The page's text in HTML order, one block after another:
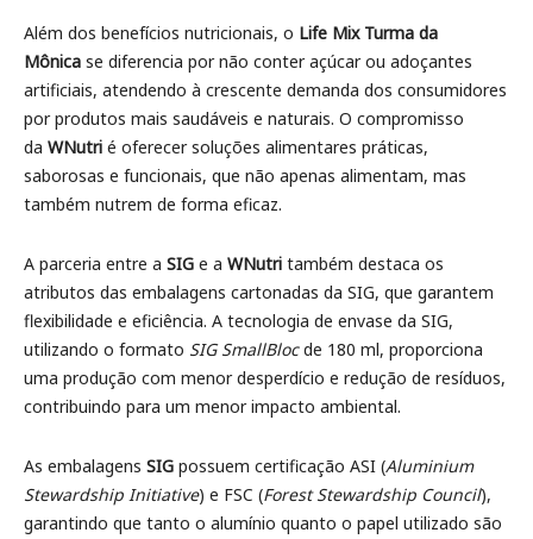
Além dos benefícios nutricionais, o Life Mix Turma da
Mônica se diferencia por não conter açúcar ou adoçantes
artificiais, atendendo à crescente demanda dos consumidores
por produtos mais saudáveis e naturais. O compromisso
da WNutri é oferecer soluções alimentares práticas,
saborosas e funcionais, que não apenas alimentam, mas
também nutrem de forma eficaz.
A parceria entre a SIG e a WNutri também destaca os
atributos das embalagens cartonadas da SIG, que garantem
flexibilidade e eficiência. A tecnologia de envase da SIG,
utilizando o formato SIG SmallBlocde 180 ml, proporciona
uma produção com menor desperdício e redução de resíduos,
contribuindo para um menor impacto ambiental.
As embalagens SIG possuem certificação ASI (Aluminium
Stewardship Initiative) e FSC (Forest Stewardship Council),
garantindo que tanto o alumínio quanto o papel utilizado são